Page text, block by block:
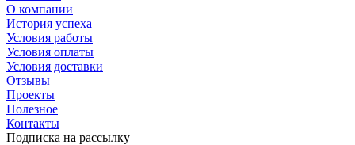
О компании
История успеха
Условия работы
Условия оплаты
Условия доставки
Отзывы
Проекты
Полезное
Контакты
Подписка на рассылку